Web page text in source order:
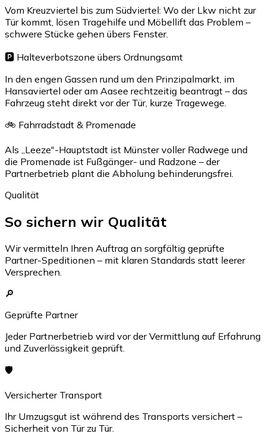
Vom Kreuzviertel bis zum Südviertel: Wo der Lkw nicht zur
Tür kommt, lösen Tragehilfe und Möbellift das Problem –
schwere Stücke gehen übers Fenster.
🅿️ Halteverbotszone übers Ordnungsamt
In den engen Gassen rund um den Prinzipalmarkt, im
Hansaviertel oder am Aasee rechtzeitig beantragt – das
Fahrzeug steht direkt vor der Tür, kurze Tragewege.
🚲 Fahrradstadt & Promenade
Als „Leeze"-Hauptstadt ist Münster voller Radwege und
die Promenade ist Fußgänger- und Radzone – der
Partnerbetrieb plant die Abholung behinderungsfrei.
Qualität
So sichern wir Qualität
Wir vermitteln Ihren Auftrag an sorgfältig geprüfte
Partner-Speditionen – mit klaren Standards statt leerer
Versprechen.
🔎
Geprüfte Partner
Jeder Partnerbetrieb wird vor der Vermittlung auf Erfahrung
und Zuverlässigkeit geprüft.
🛡️
Versicherter Transport
Ihr Umzugsgut ist während des Transports versichert –
Sicherheit von Tür zu Tür.